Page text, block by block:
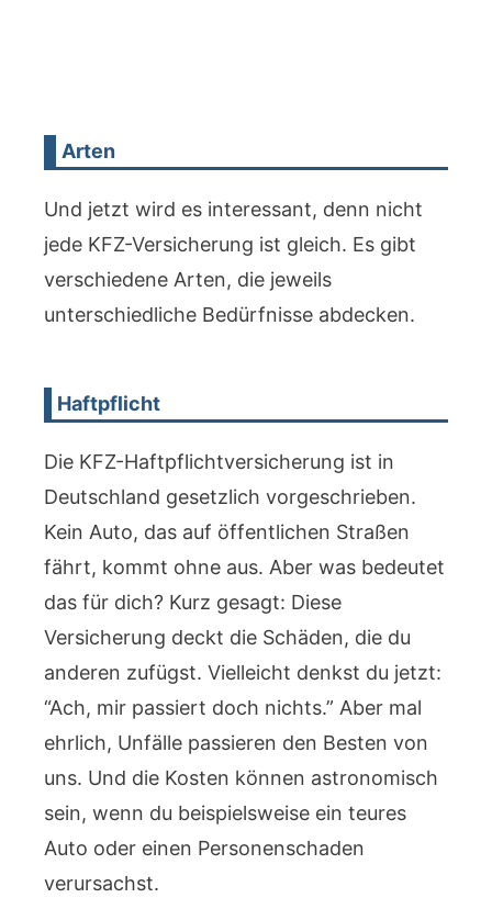
Arten
Und jetzt wird es interessant, denn nicht
jede KFZ-Versicherung ist gleich. Es gibt
verschiedene Arten, die jeweils
unterschiedliche Bedürfnisse abdecken.
Haftpflicht
Die KFZ-Haftpflichtversicherung ist in
Deutschland gesetzlich vorgeschrieben.
Kein Auto, das auf öffentlichen Straßen
fährt, kommt ohne aus. Aber was bedeutet
das für dich? Kurz gesagt: Diese
Versicherung deckt die Schäden, die du
anderen zufügst. Vielleicht denkst du jetzt:
“Ach, mir passiert doch nichts.” Aber mal
ehrlich, Unfälle passieren den Besten von
uns. Und die Kosten können astronomisch
sein, wenn du beispielsweise ein teures
Auto oder einen Personenschaden
verursachst.